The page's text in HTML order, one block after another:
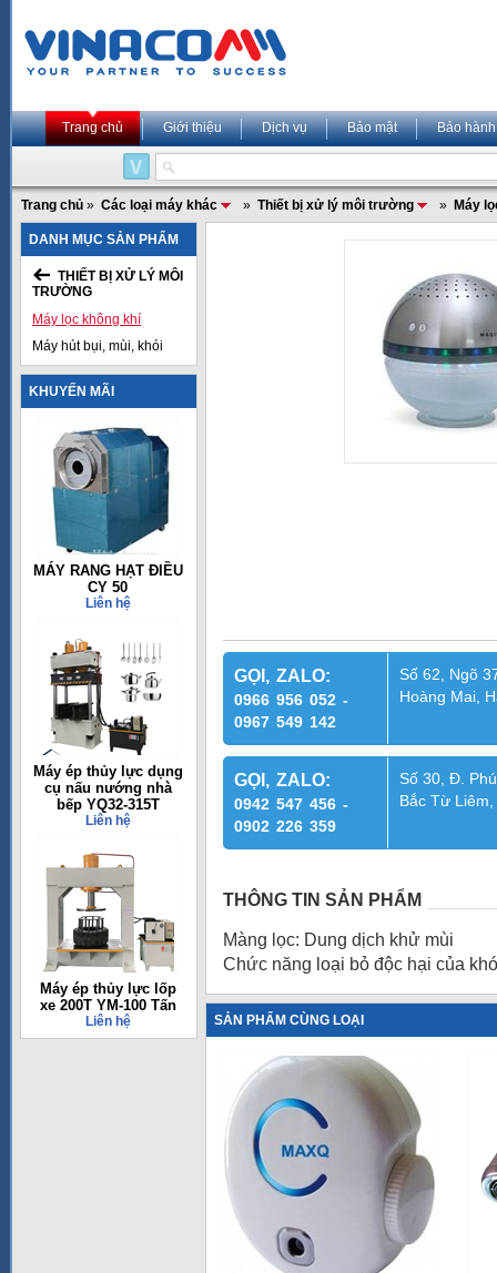
Trang chủ Giới thiệu Dịch vụ Bảo mật Bảo hành
Trang chủ » Các loại máy khác » Thiết bị xử lý môi trường » Máy
DANH MỤC SẢN PHẨM
THIẾT BỊ XỬ LÝ MÔI
TRƯỜNG
Máy lọc không khí
Máy hút bụi, mùi, khói
KHUYẾN MÃI
MÁY RANG HẠT ĐIỀU
CY 50
Liên hệ
Máy ép thủy lực dụng
cụ nấu nướng nhà
bếp YQ32-315T
Liên hệ
Máy ép thủy lực lốp
xe 200T YM-100 Tấn
Liên hệ
GỌI, ZALO:
0966 956 052 -
0967 549 142
Số 62, Ngõ
Hoàng Mai,
GỌI, ZALO:
0942 547 456 -
0902 226 359
Số 30, Đ.
Bắc Từ
THÔNG TIN SẢN PHẨM
Màng lọc: Dung dịch khử mùi
Chức năng loại bỏ độc hại của
SẢN PHẨM CÙNG LOẠI